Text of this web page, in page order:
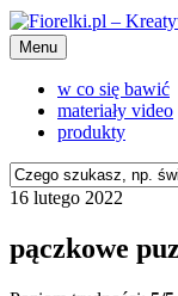
Menu
w co się bawić
materiały video
produkty
16 lutego 2022
pączkowe